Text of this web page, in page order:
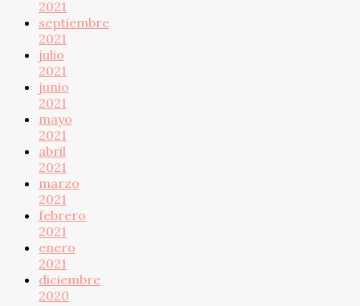
2021
septiembre
2021
julio
2021
junio
2021
mayo
2021
abril
2021
marzo
2021
febrero
2021
enero
2021
diciembre
2020